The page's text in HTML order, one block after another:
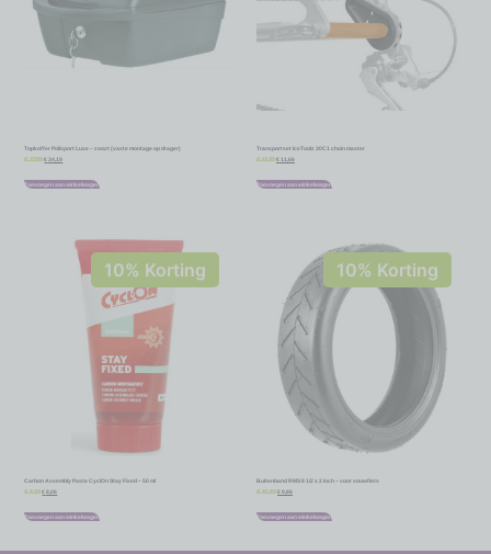
Topkoffer Polisport Luxe – zwart (vaste montage op drager)
€ 37,99 € 34,19
Toevoegen aan winkelwagen
Transportset IceToolz 30C1 chain master
€ 12,95 € 11,66
Toevoegen aan winkelwagen
10% Korting
Carbon Assembly Paste CyclOn Stay Fixed – 50 ml
€ € 8,06
Toevoegen aan winkelwagen
10% Korting
Buitenband RMS 8 1/2 x 2 inch – voor vouwfiets
€ 10,95 € 9,86
Toevoegen aan winkelwagen